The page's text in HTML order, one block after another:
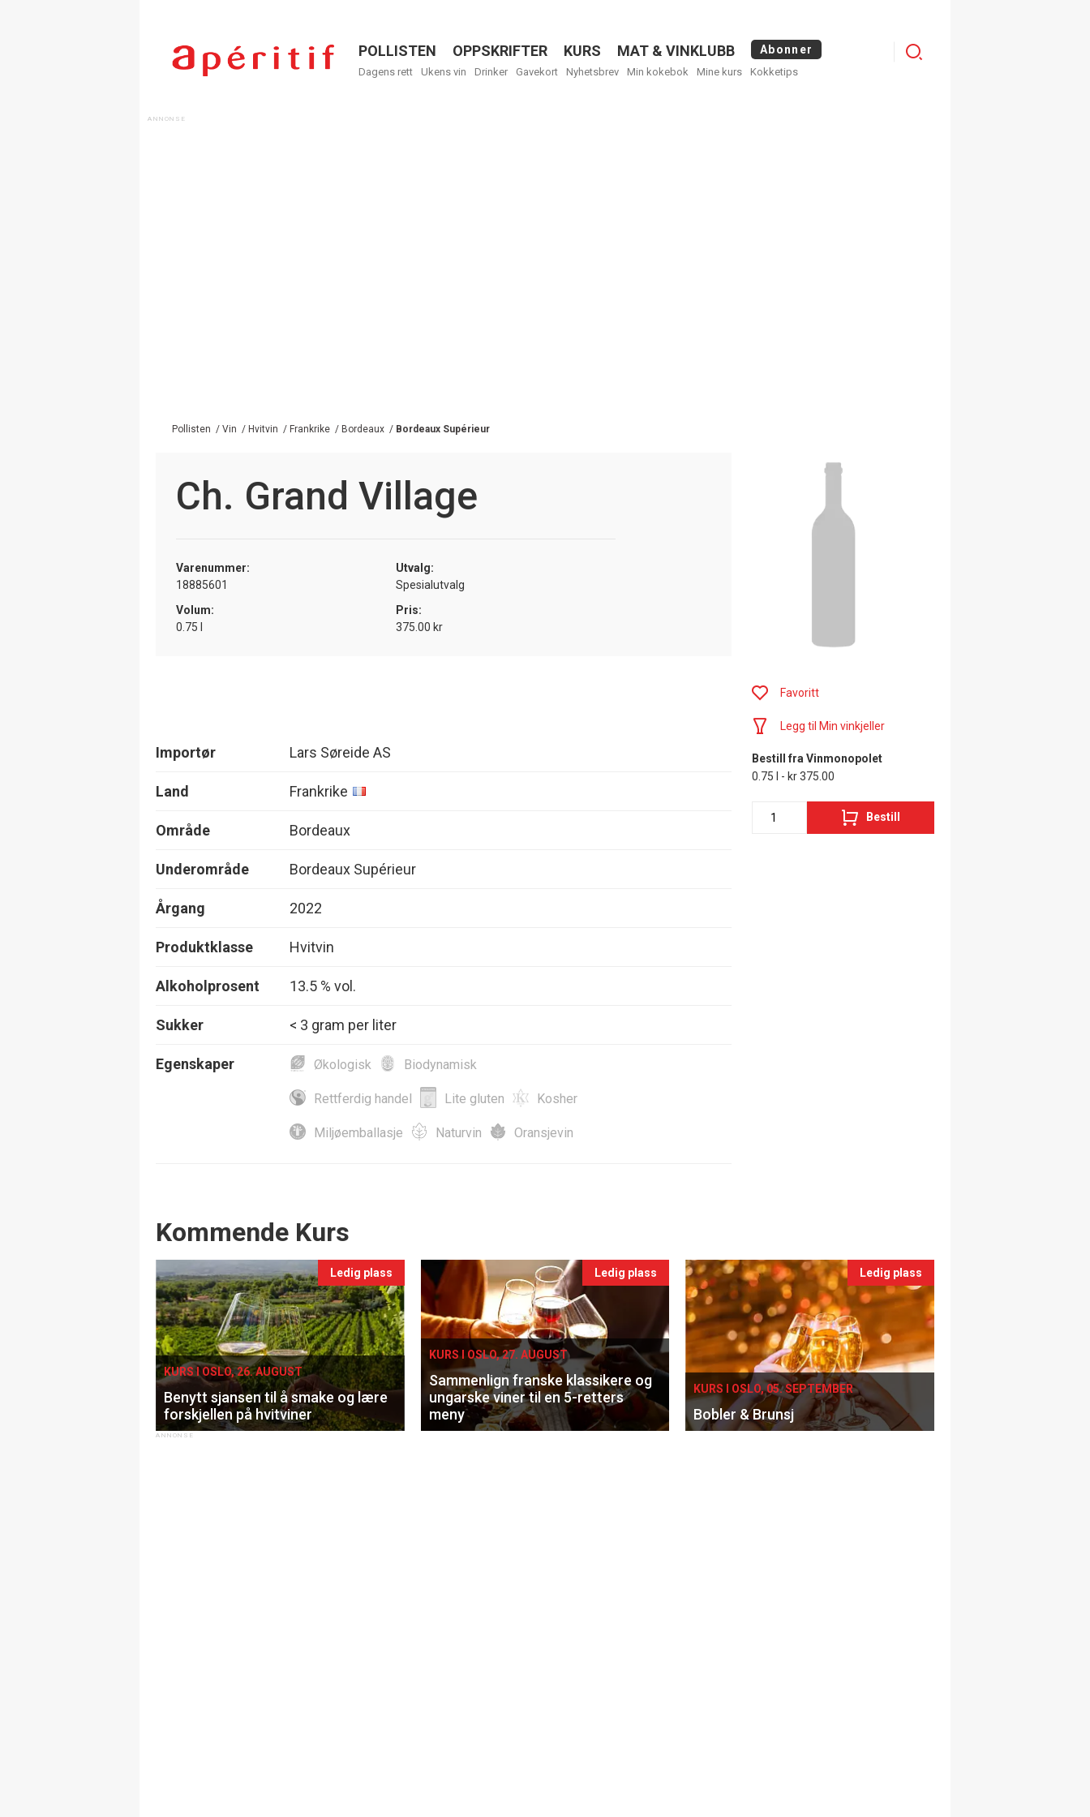
Menu
POLLISTEN OPPSKRIFTER KURS MAT & VINKLUBB Abonner
Dagens rett Ukens vin Drinker Gavekort Nyhetsbrev Min kokebok Mine kurs Kokketips
Menu
Pollisten / Vin / Hvitvin / Frankrike / Bordeaux / Bordeaux Supérieur
Ch. Grand Village
Varenummer:
18885601
Utvalg:
Spesialutvalg
Volum:
0.75 l
Pris:
375.00 kr
Importør Lars Søreide AS
Land Frankrike
Område Bordeaux
Underområde Bordeaux Supérieur
Årgang 2022
Produktklasse Hvitvin
Alkoholprosent 13.5 % vol.
Sukker < 3 gram per liter
Egenskaper Økologisk Biodynamisk
Rettferdig handel Lite gluten Kosher
Miljøemballasje Naturvin Oransjevin
Favoritt
Legg til Min vinkjeller
Bestill fra Vinmonopolet
0.75 l - kr 375.00
Bestill
Events
Kommende Kurs
Ledig plass
KURS I OSLO, 26. AUGUST
Benytt sjansen til å smake og lære
forskjellen på hvitviner
Ledig plass
KURS I OSLO, 27. AUGUST
Sammenlign franske klassikere og
ungarske viner til en 5-retters
meny
Ledig plass
KURS I OSLO, 05. SEPTEMBER
Bobler & Brunsj